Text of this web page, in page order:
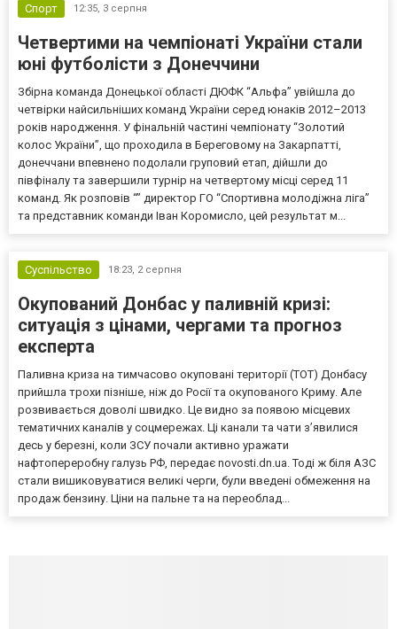
Спорт 12:35, 3 серпня
Четвертими на чемпіонаті України стали
юні футболісти з Донеччини
Збірна команда Донецької області ДЮФК “Альфа” увійшла до
четвірки найсильніших команд України серед юнаків 2012–2013
років народження. У фінальній частині чемпіонату “Золотий
колос України”, що проходила в Береговому на Закарпатті,
донеччани впевнено подолали груповий етап, дійшли до
півфіналу та завершили турнір на четвертому місці серед 11
команд. Як розповів “” директор ГО “Спортивна молодіжна ліга”
та представник команди Іван Коромисло, цей результат м...
Суспільство 18:23, 2 серпня
Окупований Донбас у паливній кризі:
ситуація з цінами, чергами та прогноз
експерта
Паливна криза на тимчасово окуповані території (ТОТ) Донбасу
прийшла трохи пізніше, ніж до Росії та окупованого Криму. Але
розвивається доволі швидко. Це видно за появою місцевих
тематичних каналів у соцмережах. Ці канали та чати з’явилися
десь у березні, коли ЗСУ почали активно уражати
нафтопереробну галузь РФ, передає novosti.dn.ua. Тоді ж біля АЗС
стали вишиковуватися великі черги, були введені обмеження на
продаж бензину. Ціни на пальне та на переоблад...